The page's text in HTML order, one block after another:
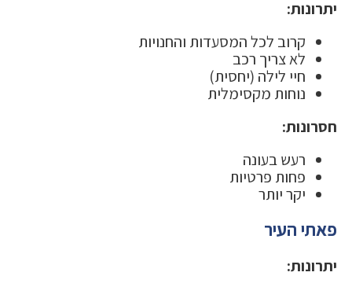
יתרונות:
קרוב לכל המסעדות והחנויות
לא צריך רכב
חיי לילה (יחסית)
נוחות מקסימלית
חסרונות:
רעש בעונה
פחות פרטיות
יקר יותר
פאתי העיר
יתרונות: